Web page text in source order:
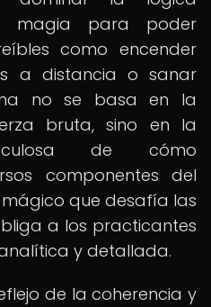
magia para poder
como encender
a distancia o sanar
no se basa en la
bruta, sino en la
de cómo
componentes del
mágico que desafía las
a los practicantes
y detallada.
de la coherencia y